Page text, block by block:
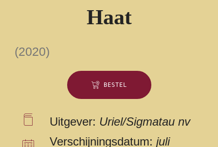
Haat
(2020)
BESTEL
Uitgever: Uriel/Sigmatau nv
Verschijningsdatum: juli